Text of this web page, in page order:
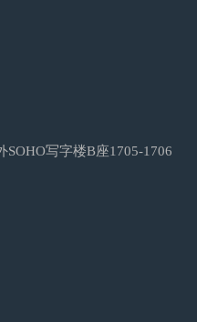
写字楼B座1705-1706